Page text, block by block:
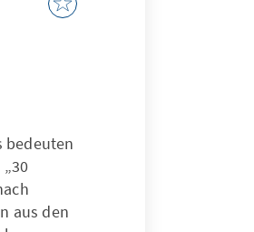
bedeuten
aus den